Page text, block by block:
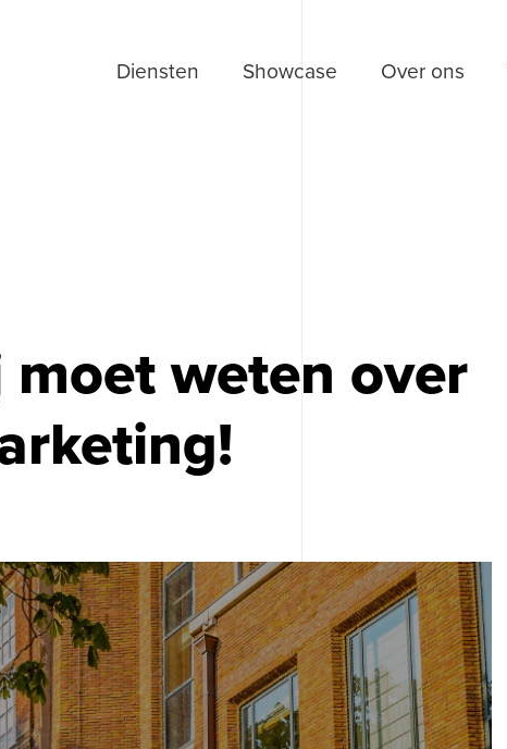
Diensten Showcase Over ons
weten over